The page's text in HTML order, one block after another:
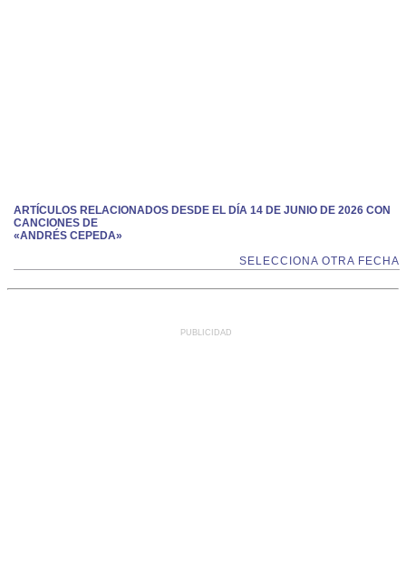
ARTÍCULOS RELACIONADOS DESDE EL DÍA 14 DE JUNIO DE 2026 CON
CANCIONES DE
«ANDRÉS CEPEDA»
SELECCIONA OTRA FECHA
PUBLICIDAD